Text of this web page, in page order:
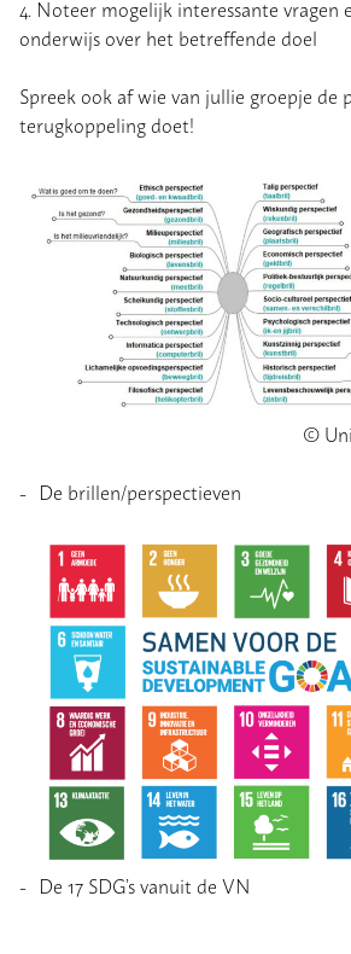
4. Noteer mogelijk interessante vragen
onderwijs over het betreffende doel
Spreek ook af wie van jullie groepje de
terugkoppeling doet!
©
De brillen/perspectieven
De 17 SDG’s vanuit de VN